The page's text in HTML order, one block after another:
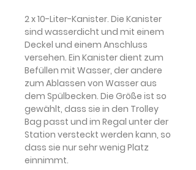
2 x 10-Liter-Kanister. Die Kanister
sind wasserdicht und mit einem
Deckel und einem Anschluss
versehen. Ein Kanister dient zum
Befüllen mit Wasser, der andere
zum Ablassen von Wasser aus
dem Spülbecken. Die Größe ist so
gewählt, dass sie in den Trolley
Bag passt und im Regal unter der
Station versteckt werden kann, so
dass sie nur sehr wenig Platz
einnimmt.